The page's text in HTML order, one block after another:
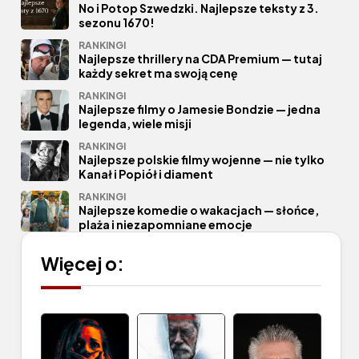
No i Potop Szwedzki. Najlepsze teksty z 3.
sezonu 1670!
RANKINGI
Najlepsze thrillery na CDA Premium — tutaj
każdy sekret ma swoją cenę
RANKINGI
Najlepsze filmy o Jamesie Bondzie — jedna
legenda, wiele misji
RANKINGI
Najlepsze polskie filmy wojenne — nie tylko
Kanał i Popiół i diament
RANKINGI
Najlepsze komedie o wakacjach — słońce,
plaża i niezapomniane emocje
Więcej o: